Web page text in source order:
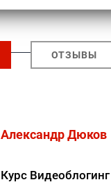
ОТЗЫВЫ
Александр Дюков
Курс